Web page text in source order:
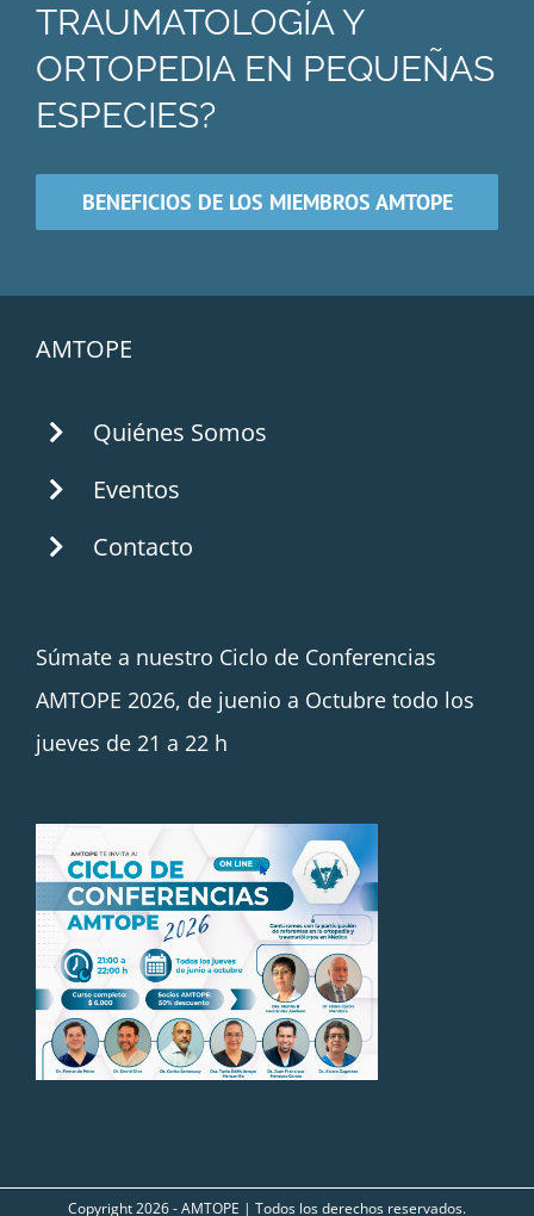
TRAUMATOLOGÍA Y
ORTOPEDIA EN PEQUEÑAS
ESPECIES?
BENEFICIOS DE LOS MIEMBROS AMTOPE
AMTOPE
Quiénes Somos
Eventos
Contacto
Súmate a nuestro Ciclo de Conferencias
AMTOPE 2026, de juenio a Octubre todo los
jueves de 21 a 22 h
Copyright2026 - AMTOPE | Todos los derechos reservados.